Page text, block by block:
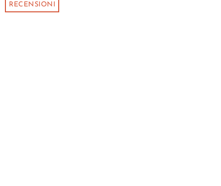
RECENSIONI